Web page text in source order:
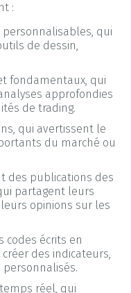
:
personnalisables, qui
de dessin,
fondamentaux, qui
approfondies
de trading.
qui avertissent le
du marché ou
des publications des
partagent leurs
opinions sur les
codes écrits en
des indicateurs,
réel, qui